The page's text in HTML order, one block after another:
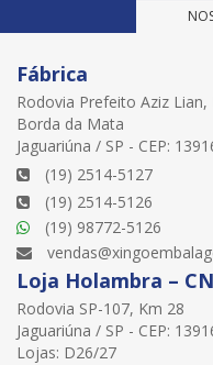
Fábrica
Rodovia Prefeito Aziz Lian,
Borda da Mata
Jaguariúna / SP - CEP:
(19) 2514-5127
(19) 2514-5126
(19) 98772-5126
Loja Holambra –
Rodovia SP-107, Km 28
Jaguariúna / SP - CEP:
Lojas: D26/27